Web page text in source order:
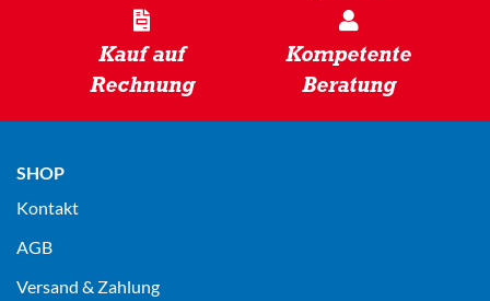
Kauf auf
Rechnung
Kompetente
Beratung
SHOP
Kontakt
AGB
Versand & Zahlung